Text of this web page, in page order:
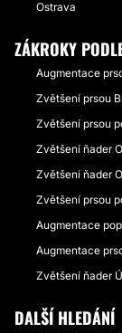
Ostrava
ZÁKROKY
Augmentace
Zvětšení prsou
Zvětšení prsou
Zvětšení ňader
Zvětšení ňader
Zvětšení prsou
Augmentace
Augmentace
Zvětšení ňader
DALŠÍ HLEDÁNÍ